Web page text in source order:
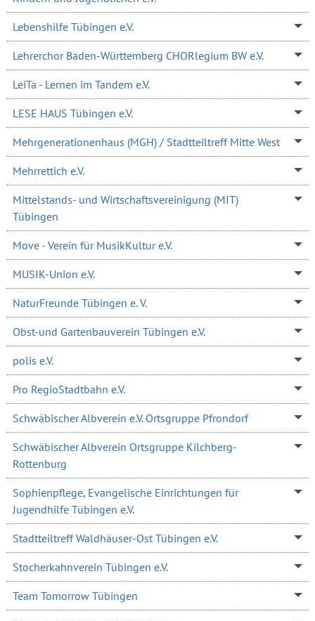
Lebenshilfe Tübingen e.V.
Lehrerchor Baden-Württemberg CHORlegium BW e.V.
LeiTa - Lernen im Tandem e.V.
LESE HAUS Tübingen e.V.
Mehrgenerationenhaus (MGH) / Stadtteiltreff Mitte West
Mehrrettich e.V.
Mittelstands- und Wirtschaftsvereinigung (MIT)
Tübingen
Move - Verein für MusikKultur e.V.
MUSIK-Union e.V.
NaturFreunde Tübingen e. V.
Obst-und Gartenbauverein Tübingen e.V.
polis e.V.
Pro RegioStadtbahn e.V.
Schwäbischer Albverein e.V. Ortsgruppe Pfrondorf
Schwäbischer Albverein Ortsgruppe Kilchberg-
Rottenburg
Sophienpflege, Evangelische Einrichtungen für
Jugendhilfe Tübingen e.V.
Stadtteiltreff Waldhäuser-Ost Tübingen e.V.
Stocherkahnverein Tübingen e.V.
Team Tomorrow Tübingen